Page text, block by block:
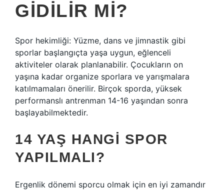
GIDILIR MI?
Spor hekimliği: Yüzme, dans ve jimnastik gibi
sporlar başlangıçta yaşa uygun, eğlenceli
aktiviteler olarak planlanabilir. Çocukların on
yaşına kadar organize sporlara ve yarışmalara
katılmamaları önerilir. Birçok sporda, yüksek
performanslı antrenman 14-16 yaşından sonra
başlayabilmektedir.
14 YAŞ HANGI SPOR
YAPILMALI?
Ergenlik dönemi sporcu olmak için en iyi zamandır